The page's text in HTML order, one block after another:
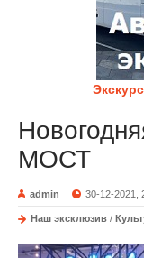
МОСТ
admin 30-12-2021,
Наш эксклюзив /